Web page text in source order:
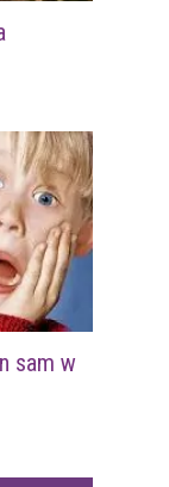
sam w